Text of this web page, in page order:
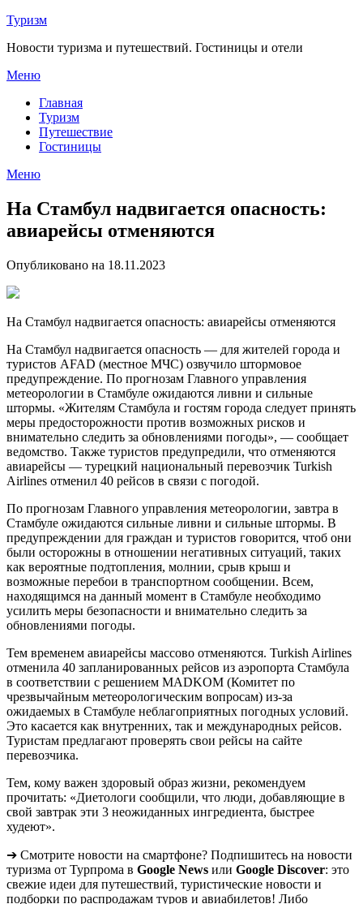
Перейти
содержимому
Туризм
Новости туризма и путешествий. Гостиницы и отели
Меню
Главная
Туризм
Путешествие
Гостиницы
Меню
На Стамбул надвигается опасность:
авиарейсы отменяются
Опубликовано на 18.11.2023
На Стамбул надвигается опасность: авиарейсы отменяются
На Стамбул надвигается опасность — для жителей города и
туристов AFAD (местное МЧС) озвучило штормовое
предупреждение. По прогнозам Главного управления
метеорологии в Стамбуле ожидаются ливни и сильные
штормы. «Жителям Стамбула и гостям города следует принять
меры предосторожности против возможных рисков и
внимательно следить за обновлениями погоды», — сообщает
ведомство. Также туристов предупредили, что отменяются
авиарейсы — турецкий национальный перевозчик Turkish
Airlines отменил 40 рейсов в связи с погодой.
По прогнозам Главного управления метеорологии, завтра в
Стамбуле ожидаются сильные ливни и сильные штормы. В
предупреждении для граждан и туристов говорится, чтоб они
были осторожны в отношении негативных ситуаций, таких
как вероятные подтопления, молнии, срыв крыш и
возможные перебои в транспортном сообщении. Всем,
находящимся на данный момент в Стамбуле необходимо
усилить меры безопасности и внимательно следить за
обновлениями погоды.
Тем временем авиарейсы массово отменяются. Turkish Airlines
отменила 40 запланированных рейсов из аэропорта Стамбула
в соответствии с решением MADKOM (Комитет по
чрезвычайным метеорологическим вопросам) из-за
ожидаемых в Стамбуле неблагоприятных погодных условий.
Это касается как внутренних, так и международных рейсов.
Туристам предлагают проверять свои рейсы на сайте
перевозчика.
Тем, кому важен здоровый образ жизни, рекомендуем
прочитать: «Диетологи сообщили, что люди, добавляющие в
свой завтрак эти 3 неожиданных ингредиента, быстрее
худеют».
➔ Смотрите новости на смартфоне? Подпишитесь на новости
туризма от Турпрома в Google News или Google Discover: это
свежие идеи для путешествий, туристические новости и
подборки по распродажам туров и авиабилетов! Либо